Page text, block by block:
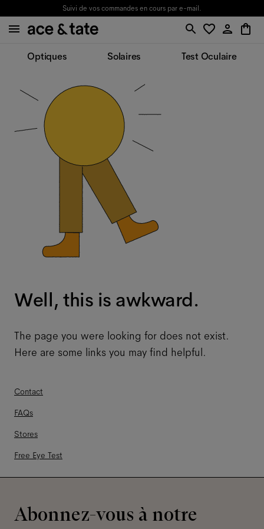
Suivi de vos commandes en cours par e-mail.
Optiques Solaires Test Oculaire
Well, this is awkward.
The page you were looking for does not exist.
Here are some links you may find helpful.
Contact
FAQs
Stores
Free Eye Test
Abonnez-vous à notre